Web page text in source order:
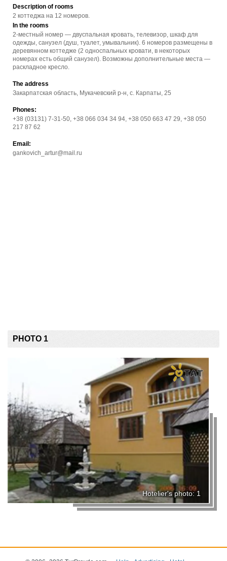
Description of rooms
2 коттеджа на 12 номеров.
In the rooms
2-местный номер — двуспальная кровать, телевизор, шкаф для
одежды, санузел (душ, туалет, умывальник). 6 номеров размещены в
деревянном коттедже (2 односпальных кровати, в некоторых
номерах есть общий санузел). Возможны дополнительные места —
раскладное кресло.
The address
Закарпатская область, Мукачевский р-н, с. Карпаты, 25
Phones:
+38 (03131) 7-31-50, +38 066 034 34 94, +38 050 663 47 29, +38 050
217 87 62
Email:
gankovich_artur@mail.ru
PHOTO 1
Hotelier's photo: 1